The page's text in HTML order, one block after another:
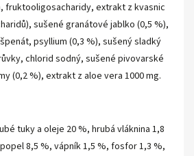
fruktooligosacharidy, extrakt z kvasnic
sušené granátové jablko (0,5 %),
psyllium (0,3 %), sušený sladký
chlorid sodný, sušené pivovarské
(0,2 %), extrakt z aloe vera 1000 mg.
tuky a oleje 20 %, hrubá vláknina 1,8
8,5 %, vápník 1,5 %, fosfor 1,3 %,